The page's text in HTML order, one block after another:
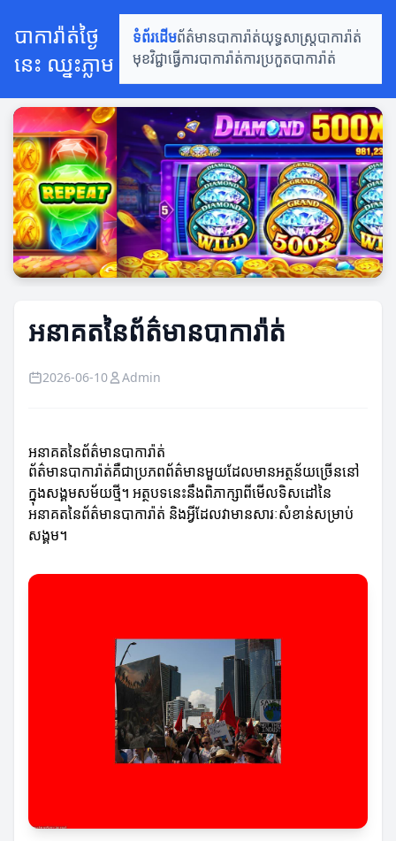
បាការ៉ាត់ថ្ងៃ
នេះ ឈ្នះភ្លាម
ទំព័រដើមព័ត៌មានបាការ៉ាត់យុទ្ធសាស្ត្របាការ៉ាត់
មុខវិជ្ជាធ្វើការបាការ៉ាត់ការប្រកួតបាការ៉ាត់
អនាគតនៃព័ត៌មានបាការ៉ាត់
2026-06-10 Admin
អនាគតនៃព័ត៌មានបាការ៉ាត់
ព័ត៌មានបាការ៉ាត់គឺជាប្រភពព័ត៌មានមួយដែលមានអត្ថន័យច្រើននៅ
ក្នុងសង្គមសម័យថ្មី។ អត្ថបទនេះនឹងពិភាក្សាពីមើលទិសដៅនៃ
អនាគតនៃព័ត៌មានបាការ៉ាត់ និងអ្វីដែលវាមានសារៈសំខាន់សម្រាប់
សង្គម។